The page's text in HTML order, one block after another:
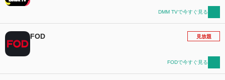
DMM TVで今すぐ見る
FOD 見放題
FODで今すぐ見る